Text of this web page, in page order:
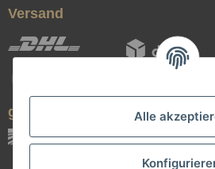
Alle
Versand
geprüfte Qualität